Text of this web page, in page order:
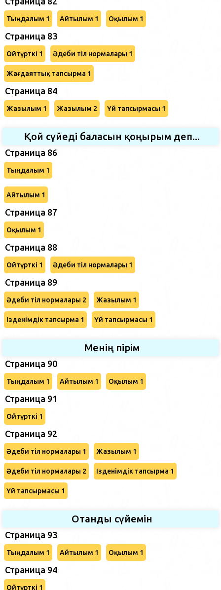
Тыңдалым 1 Айтылым 1 Оқылым 1
Страница 83
Ойтүрткі 1 Әдеби тіл нормалары 1
Жағдаяттық тапсырма 1
Страница 84
Жазылым 1 Жазылым 2 Үй тапсырмасы 1
Қой сүйеді баласын қоңырым деп...
Страница 86
Тыңдалым 1
Айтылым 1
Страница 87
Оқылым 1
Страница 88
Ойтүрткі 1 Әдеби тіл нормалары 1
Страница 89
Әдеби тіл нормалары 2 Жазылым 1
Ізденімдік тапсырма 1 Үй тапсырмасы 1
Менің пірім
Страница 90
Тыңдалым 1 Айтылым 1 Оқылым 1
Страница 91
Ойтүрткі 1
Страница 92
Әдеби тіл нормалары 1 Жазылым 1
Әдеби тіл нормалары 2 Ізденімдік тапсырма 1
Үй тапсырмасы 1
Отанды сүйемін
Страница 93
Тыңдалым 1 Айтылым 1 Оқылым 1
Страница 94
Ойтүрткі 1